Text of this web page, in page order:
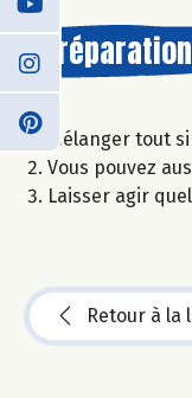
Préparation
Mélanger tout
Vous pouvez
Laisser agir
Retour à la